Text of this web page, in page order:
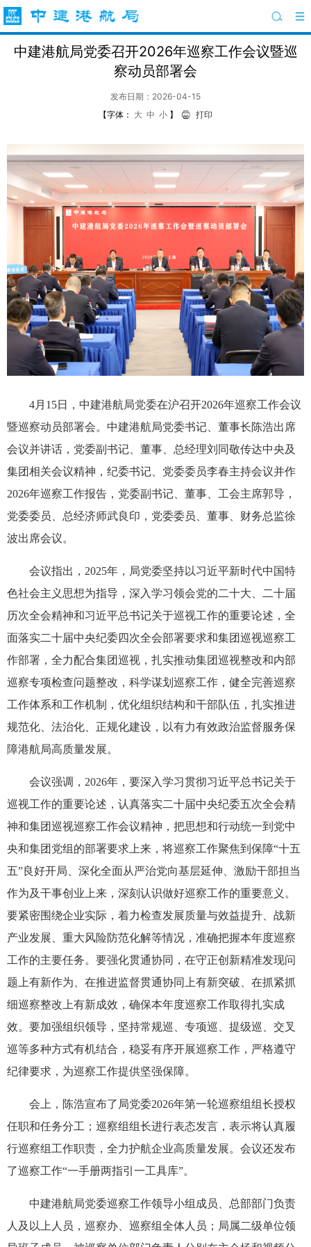
中建港航局党委召开2026年巡察工作会议暨巡
察动员部署会
发布日期：2026-04-15
【字体： 大 中 小 】 打印
4月15日，中建港航局党委在沪召开2026年巡察工作会议
暨巡察动员部署会。中建港航局党委书记、董事长陈浩出席
会议并讲话，党委副书记、董事、总经理刘同敬传达中央及
集团相关会议精神，纪委书记、党委委员李春主持会议并作
2026年巡察工作报告，党委副书记、董事、工会主席郭导，
党委委员、总经济师武良印，党委委员、董事、财务总监徐
波出席会议。
会议指出，2025年，局党委坚持以习近平新时代中国特
色社会主义思想为指导，深入学习领会党的二十大、二十届
历次全会精神和习近平总书记关于巡视工作的重要论述，全
面落实二十届中央纪委四次全会部署要求和集团巡视巡察工
作部署，全力配合集团巡视，扎实推动集团巡视整改和内部
巡察专项检查问题整改，科学谋划巡察工作，健全完善巡察
工作体系和工作机制，优化组织结构和干部队伍，扎实推进
规范化、法治化、正规化建设，以有力有效政治监督服务保
障港航局高质量发展。
会议强调，2026年，要深入学习贯彻习近平总书记关于
巡视工作的重要论述，认真落实二十届中央纪委五次全会精
神和集团巡视巡察工作会议精神，把思想和行动统一到党中
央和集团党组的部署要求上来，将巡察工作聚焦到保障“十五
五”良好开局、深化全面从严治党向基层延伸、激励干部担当
作为及干事创业上来，深刻认识做好巡察工作的重要意义。
要紧密围绕企业实际，着力检查发展质量与效益提升、战新
产业发展、重大风险防范化解等情况，准确把握本年度巡察
工作的主要任务。要强化贯通协同，在守正创新精准发现问
题上有新作为、在推进监督贯通协同上有新突破、在抓紧抓
细巡察整改上有新成效，确保本年度巡察工作取得扎实成
效。要加强组织领导，坚持常规巡、专项巡、提级巡、交叉
巡等多种方式有机结合，稳妥有序开展巡察工作，严格遵守
纪律要求，为巡察工作提供坚强保障。
会上，陈浩宣布了局党委2026年第一轮巡察组组长授权
任职和任务分工；巡察组组长进行表态发言，表示将认真履
行巡察组工作职责，全力护航企业高质量发展。会议还发布
了巡察工作“一手册两指引一工具库”。
中建港航局党委巡察工作领导小组成员、总部部门负责
人及以上人员，巡察办、巡察组全体人员；局属二级单位领